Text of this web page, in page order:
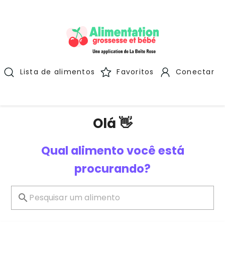
Lista de alimentos Favoritos Conectar
Olá 👋
Qual alimento você está
procurando?